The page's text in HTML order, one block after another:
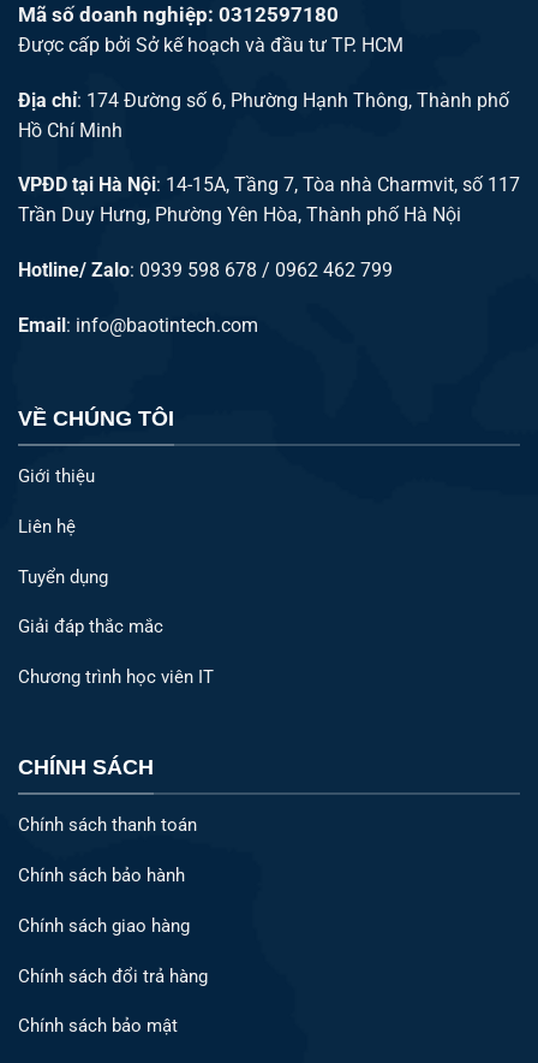
Mã số doanh nghiệp: 0312597180
Được cấp bởi Sở kế hoạch và đầu tư TP. HCM
Địa chỉ: 174 Đường số 6, Phường Hạnh Thông, Thành phố
Hồ Chí Minh
VPĐD tại Hà Nội: 14-15A, Tầng 7, Tòa nhà Charmvit, số 117
Trần Duy Hưng, Phường Yên Hòa, Thành phố Hà Nội
Hotline/ Zalo: 0939 598 678 / 0962 462 799
Email: info@baotintech.com
VỀ CHÚNG TÔI
Giới thiệu
Liên hệ
Tuyển dụng
Giải đáp thắc mắc
Chương trình học viên IT
CHÍNH SÁCH
Chính sách thanh toán
Chính sách bảo hành
Chính sách giao hàng
Chính sách đổi trả hàng
Chính sách bảo mật